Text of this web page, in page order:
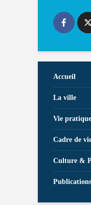
Accueil
La ville
Vie pratique
Cadre de
Culture &
Publications